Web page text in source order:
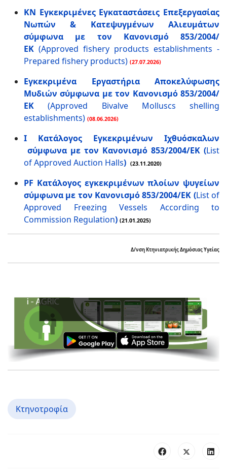
KN Εγκεκριμένες Εγκαταστάσεις Επεξεργασίας
Νωπών & Κατεψυγμένων Αλιευμάτων
σύμφωνα με τον Κανονισμό 853/2004/
ΕK (Approved fishery products establishments -
Prepared fishery products) (27.07.2026)
Εγκεκριμένα Εργαστήρια Αποκελύφωσης
Μυδιών σύμφωνα με τον Κανονισμό 853/2004/
ΕΚ(Approved Bivalve Molluscs shelling
establishments) (08.06.2026)
I Κατάλογος Εγκεκριμένων Ιχθυόσκαλων
σύμφωνα με τον Κανονισμό 853/2004/ΕΚ (List
of Approved Auction Halls) (23.11.2020)
PF Κατάλογος εγκεκριμένων πλοίων ψυγείων
σύμφωνα με τον Κανονισμό 853/2004/ΕΚ (List of
Approved Freezing Vessels According to
Commission Regulation) (21.01.2025)
Δ/νση Κτηνιατρικής Δημόσιας Υγείας
Κτηνοτροφία